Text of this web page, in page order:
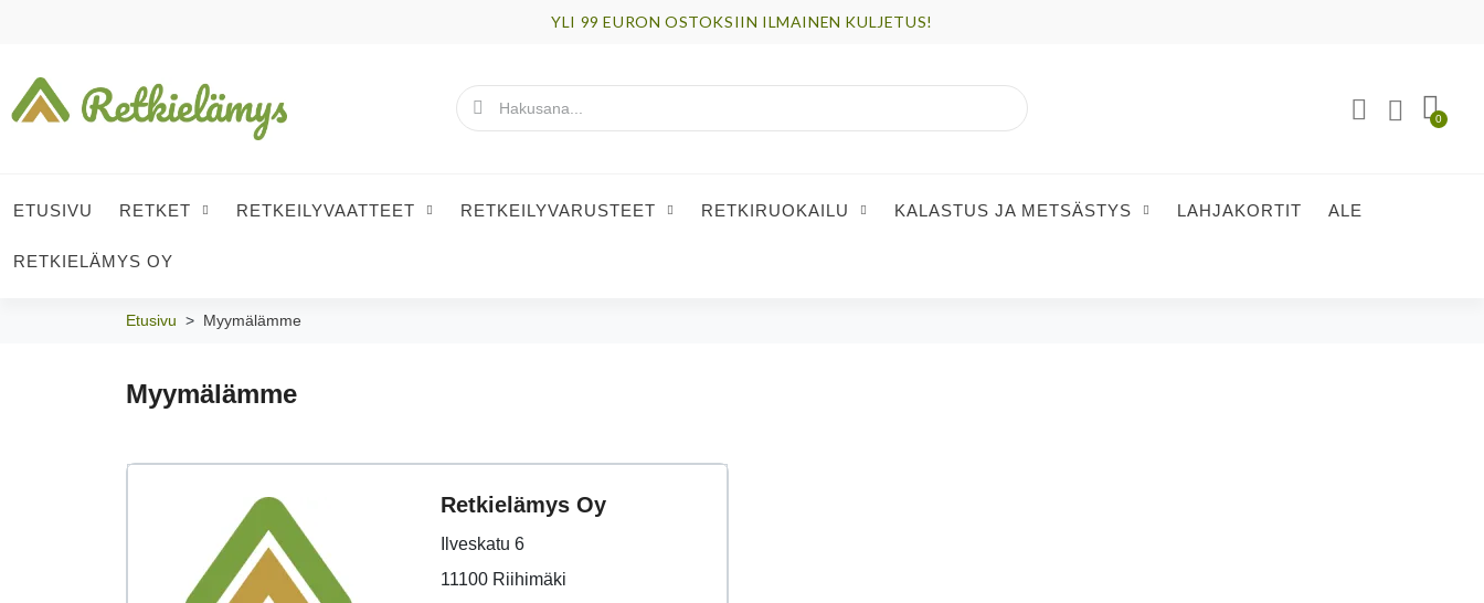
YLI 99 EURON OSTOKSIIN ILMAINEN KULJETUS!
ETUSIVU RETKET RETKEILYVAATTEET RETKEILYVARUSTEET RETKIRUOKAILU KALASTUS JA METSÄSTYS LAHJAKORTIT ALE
RETKIELÄMYS OY
Etusivu Myymälämme
Myymälämme
Retkielämys Oy
Ilveskatu 6
11100 Riihimäki